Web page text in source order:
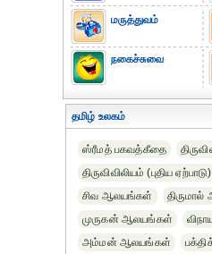
மருத்துவம்
நகைச்சுவை
தமிழ் உலகம்
ஸ்ரீமத் பகவத்கீதை
திருவிவிலியம் (புதிய ஏற்பாடு)
சிவ ஆலயங்கள்
முருகன் ஆலயங்கள்
அம்மன் ஆலயங்கள்